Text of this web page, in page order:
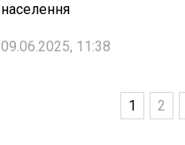
населення
09.06.2025, 11:38
1 2